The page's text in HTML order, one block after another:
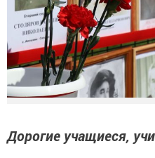
Дорогие учащиеся,